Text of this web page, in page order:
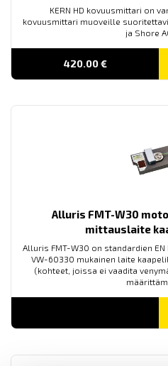
KERN HD kovuusmittari on
kovuusmittari muoveille
ja
420.00€
Alluris FMT-W30
mittauslaite
Alluris FMT-W30 on standardien EN
VW-60330 mukainen laite
(kohteet, joissa ei vaadita